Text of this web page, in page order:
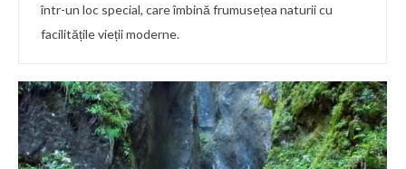
într-un loc special, care îmbină frumusețea naturii cu
facilitățile vieții moderne.